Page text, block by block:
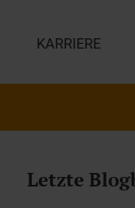
KARRIERE
Letzte